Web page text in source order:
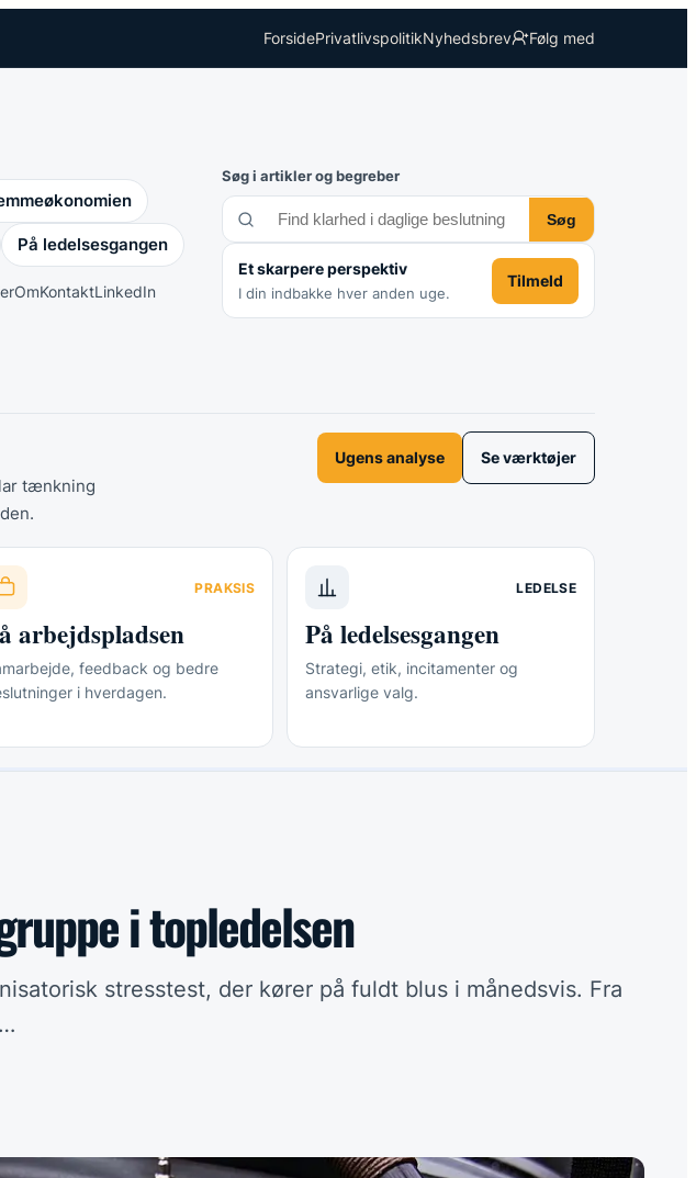
ForsidePrivatlivspolitikNyhedsbrev Følg med
På ledelsesgangen
OmKontaktLinkedIn
Søg i artikler og begreber
Søg
Et skarpere perspektiv
I din indbakke hver anden uge.
Tilmeld
tænkning
Ugens analyse Se værktøjer
PRAKSIS
arbejdspladsen
feedback og bedre
i hverdagen.
LEDELSE
På ledelsesgangen
Strategi, etik, incitamenter og
ansvarlige valg.
i topledelsen
stresstest, der kører på fuldt blus i månedsvis. Fra